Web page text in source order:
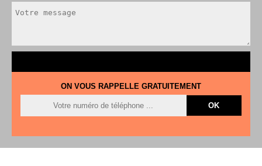
ON VOUS RAPPELLE GRATUITEMENT